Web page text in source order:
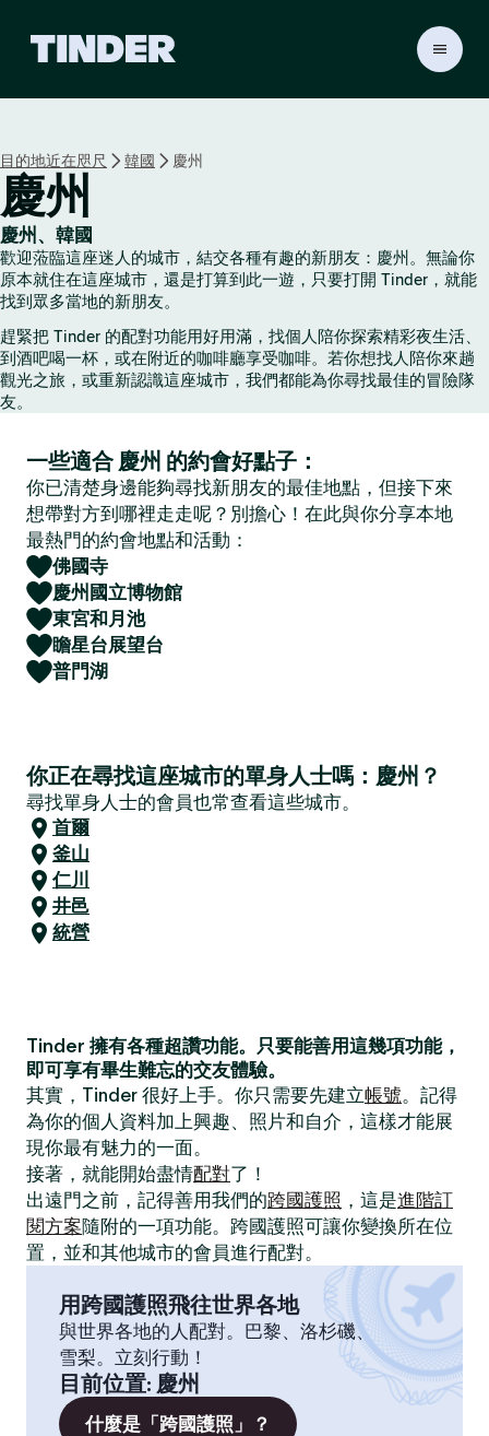
r
目的地近在咫尺 韓國 慶州
慶州
慶州、韓國
歡迎蒞臨這座迷人的城市，結交各種有趣的新朋友：慶州。無論你
原本就住在這座城市，還是打算到此一遊，只要打開 Tinder，就能
找到眾多當地的新朋友。
趕緊把 Tinder 的配對功能用好用滿，找個人陪你探索精彩夜生活、
到酒吧喝一杯，或在附近的咖啡廳享受咖啡。若你想找人陪你來趟
觀光之旅，或重新認識這座城市，我們都能為你尋找最佳的冒險隊
友。
一些適合 慶州 的約會好點子：
你已清楚身邊能夠尋找新朋友的最佳地點，但接下來
想帶對方到哪裡走走呢？別擔心！在此與你分享本地
最熱門的約會地點和活動：
佛國寺
慶州國立博物館
東宮和月池
瞻星台展望台
普門湖
你正在尋找這座城市的單身人士嗎：慶州？
尋找單身人士的會員也常查看這些城市。
首爾
釜山
仁川
井邑
統營
Tinder 擁有各種超讚功能。只要能善用這幾項功能，
即可享有畢生難忘的交友體驗。
其實，Tinder 很好上手。你只需要先建立帳號。記得
為你的個人資料加上興趣、照片和自介，這樣才能展
現你最有魅力的一面。
接著，就能開始盡情配對了！
出遠門之前，記得善用我們的跨國護照 ，這是進階訂
閱方案隨附的一項功能。跨國護照可讓你變換所在位
置，並和其他城市的會員進行配對。
用跨國護照飛往世界各地
與世界各地的人配對。巴黎、洛杉磯、
雪梨。立刻行動！
目前位置: 慶州
什麼是「跨國護照」？